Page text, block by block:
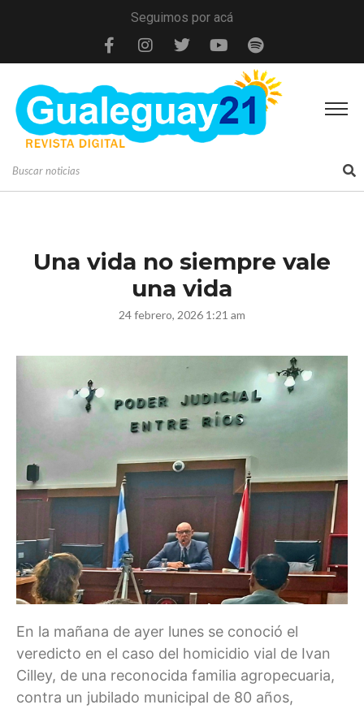
Seguimos por acá
Una vida no siempre vale
una vida
24 febrero, 2026 1:21 am
En la mañana de ayer lunes se conoció el
veredicto en el caso del homicidio vial de Ivan
Cilley, de una reconocida familia agropecuaria,
contra un jubilado municipal de 80 años,